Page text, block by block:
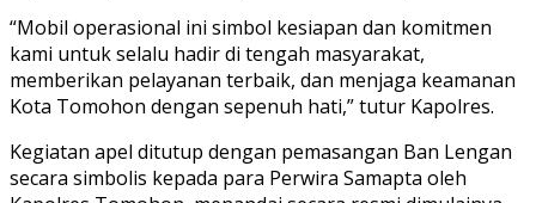
“Mobil operasional ini simbol kesiapan dan komitmen
kami untuk selalu hadir di tengah masyarakat,
memberikan pelayanan terbaik, dan menjaga keamanan
Kota Tomohon dengan sepenuh hati,” tutur Kapolres.
Kegiatan apel ditutup dengan pemasangan Ban Lengan
secara simbolis kepada para Perwira Samapta oleh